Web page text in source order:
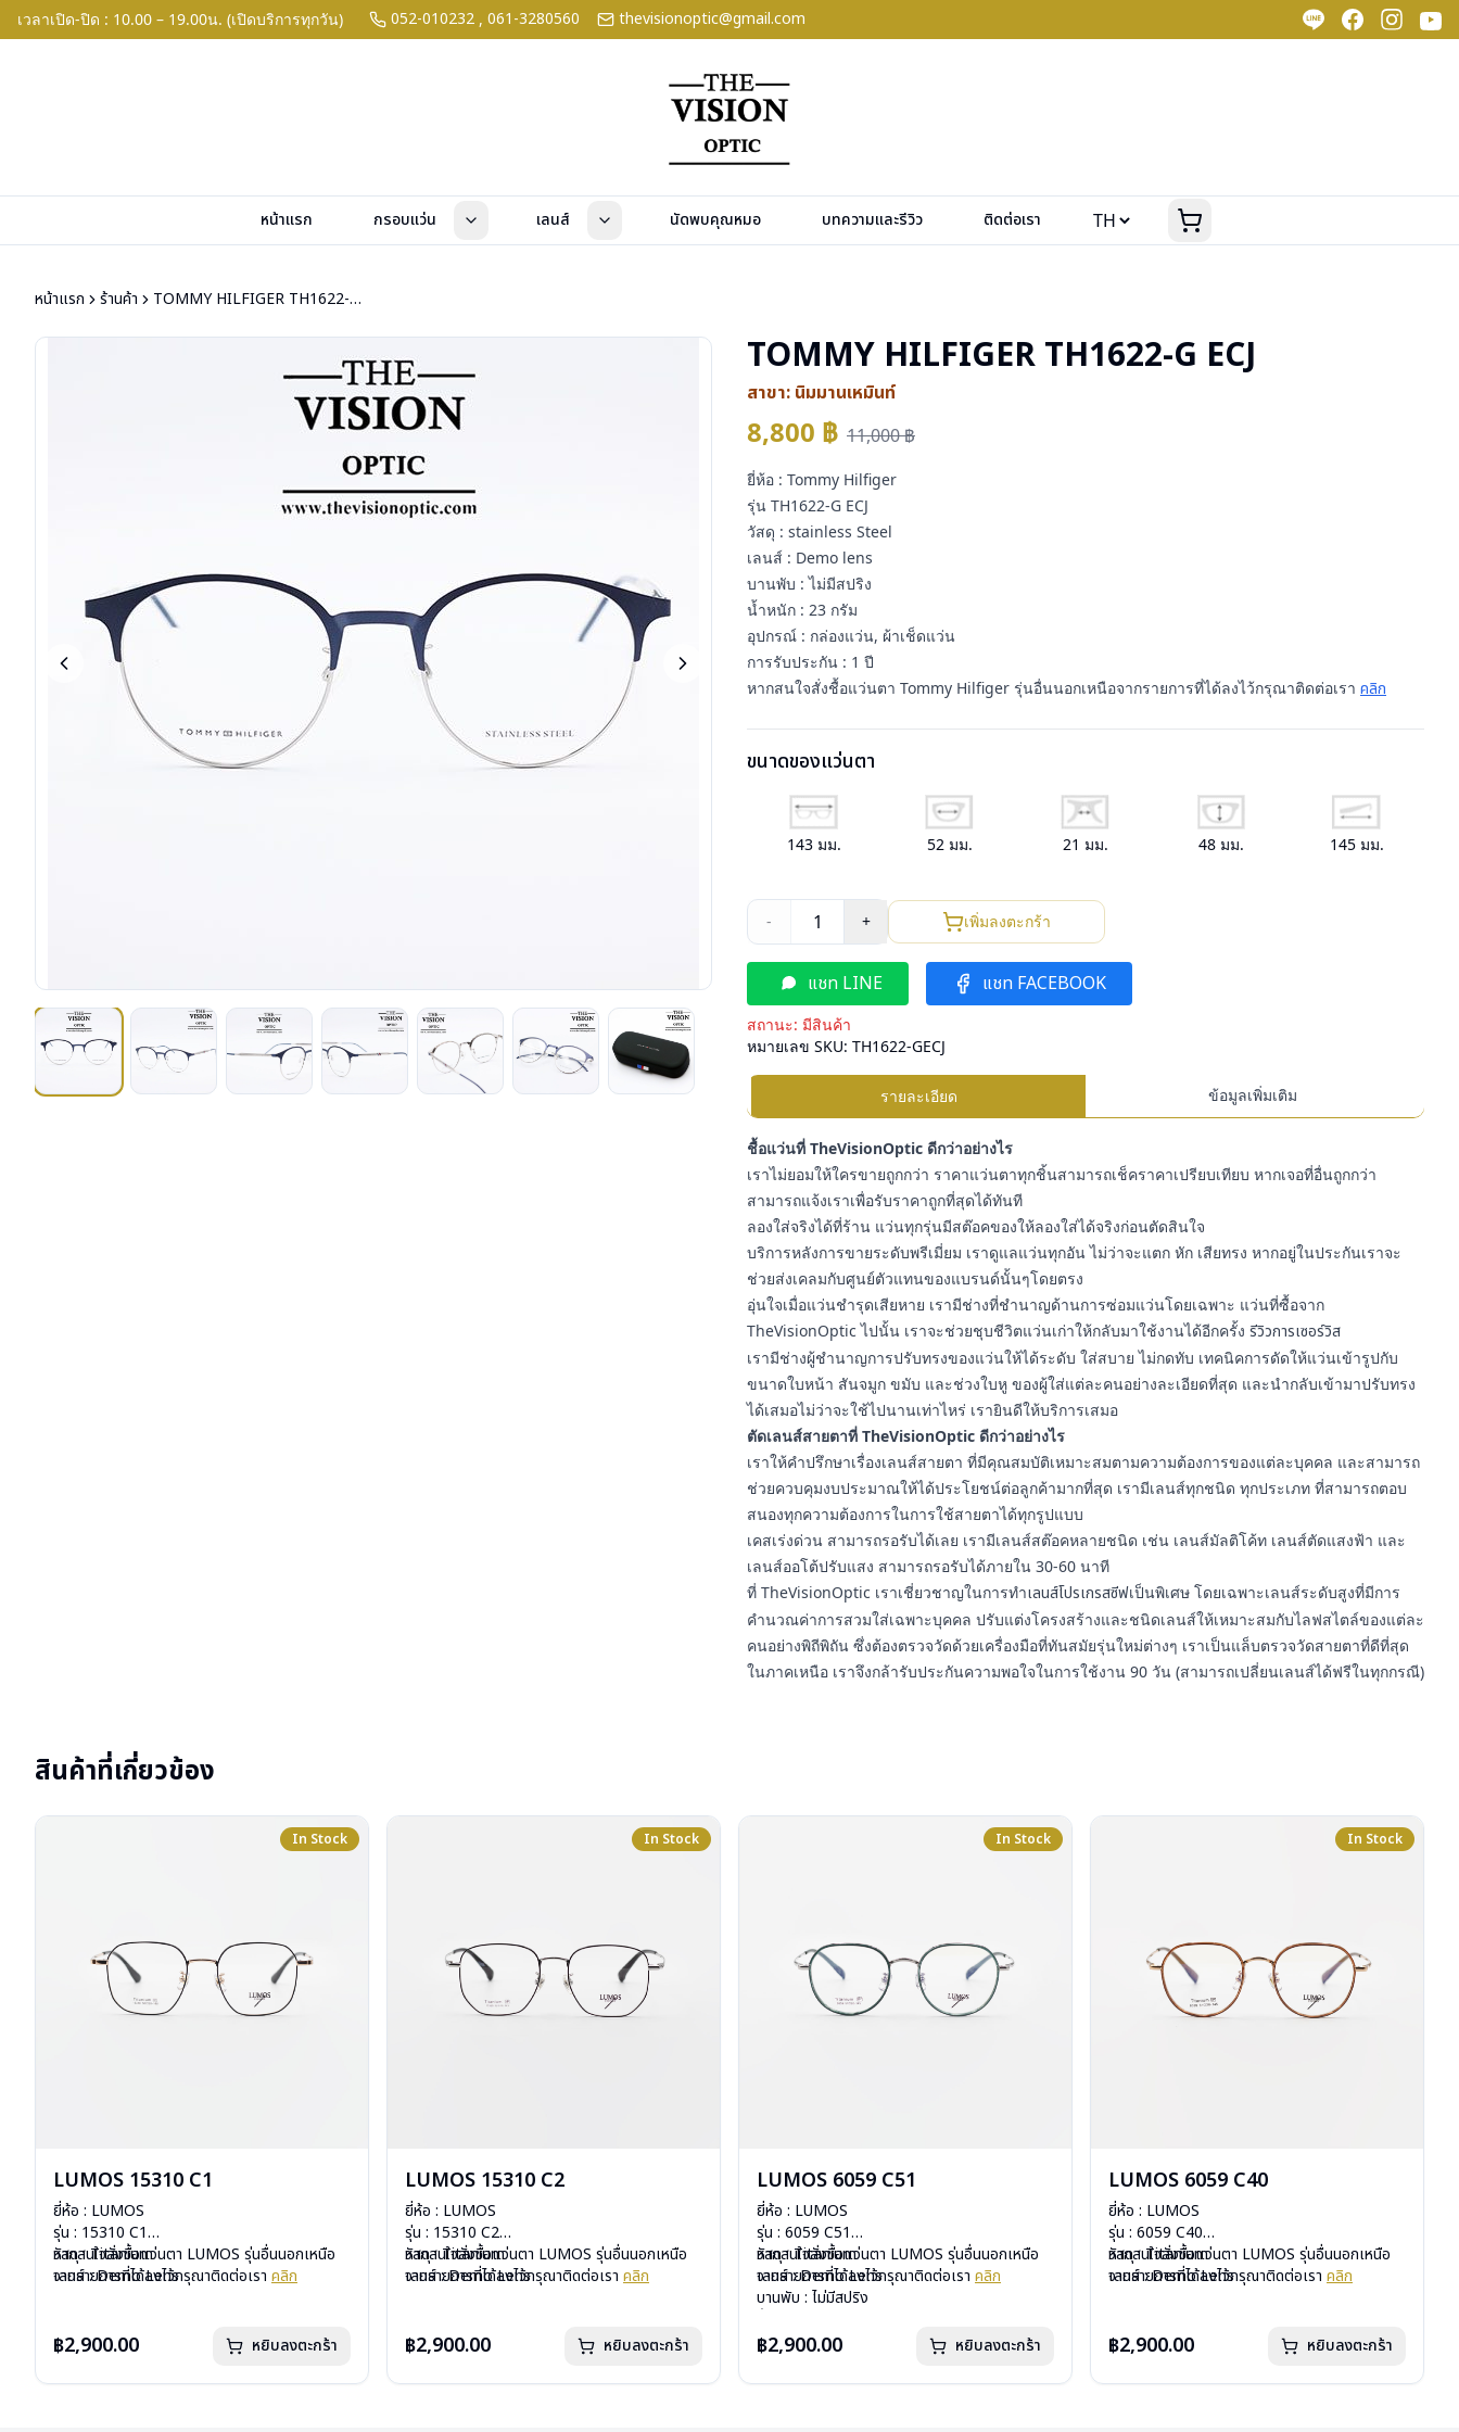
เวลาเปิด-ปิด : 10.00 – 19.00น. (เปิดบริการทุกวัน) 052-010232 , 061-3280560 thevisionoptic@gmail.com
หน้าแรก กรอบแว่น เลนส์ นัดพบคุณหมอ บทความและรีวิว ติดต่อเรา
หน้าแรก ร้านค้า TOMMY HILFIGER TH1622-G ECJ
TOMMY HILFIGER TH1622-G ECJ
สาขา: นิมมานเหมินท์
8,800 ฿ 11,000฿
ยี่ห้อ : Tommy Hilfiger
รุ่น TH1622-G ECJ
วัสดุ : stainless Steel
เลนส์ : Demo lens
บานพับ : ไม่มีสปริง
น้ำหนัก : 23 กรัม
อุปกรณ์ : กล่องแว่น, ผ้าเช็ดแว่น
การรับประกัน : 1 ปี
หากสนใจสั่งชื้อแว่นตา Tommy Hilfiger รุ่นอื่นนอกเหนือจากรายการที่ได้ลงไว้กรุณาติดต่อเรา คลิก
ขนาดของแว่นตา
143 มม. 52 มม. 21 มม. 48มม. 145มม.
- 1 + เพิ่มลงตะกร้า
แชท LINE แชท FACEBOOK
สถานะ: มีสินค้า
หมายเลข SKU: TH1622-GECJ
รายละเอียด ข้อมูลเพิ่มเติม
ชื้อแว่นที่ TheVisionOptic ดีกว่าอย่างไร
เราไม่ยอมให้ใครขายถูกกว่า ราคาแว่นตาทุกชิ้นสามารถเช็คราคาเปรียบเทียบ หากเจอที่อื่นถูกกว่า
สามารถแจ้งเราเพื่อรับราคาถูกที่สุดได้ทันที
ลองใส่จริงได้ที่ร้าน แว่นทุกรุ่นมีสต๊อคของให้ลองใส่ได้จริงก่อนตัดสินใจ
บริการหลังการขายระดับพรีเมี่ยม เราดูแลแว่นทุกอัน ไม่ว่าจะแตก หัก เสียทรง หากอยู่ในประกันเราจะ
ช่วยส่งเคลมกับศูนย์ตัวแทนของแบรนด์นั้นๆโดยตรง
อุ่นใจเมื่อแว่นชำรุดเสียหาย เรามีช่างที่ชำนาญด้านการซ่อมแว่นโดยเฉพาะ แว่นที่ซื้อจาก
TheVisionOptic ไปนั้น เราจะช่วยชุบชีวิตแว่นเก่าให้กลับมาใช้งานได้อีกครั้ง รีวิวการเซอร์วิส
เรามีช่างผู้ชำนาญการปรับทรงของแว่นให้ได้ระดับ ใส่สบาย ไม่กดทับ เทคนิคการดัดให้แว่นเข้ารูปกับ
ขนาดใบหน้า สันจมูก ขมับ และช่วงใบหู ของผู้ใส่แต่ละคนอย่างละเอียดที่สุด และนำกลับเข้ามาปรับทรง
ได้เสมอไม่ว่าจะใช้ไปนานเท่าไหร่ เรายินดีให้บริการเสมอ
ตัดเลนส์สายตาที่ TheVisionOptic ดีกว่าอย่างไร
เราให้คำปรึกษาเรื่องเลนส์สายตา ที่มีคุณสมบัติเหมาะสมตามความต้องการของแต่ละบุคคล และสามารถ
ช่วยควบคุมงบประมาณให้ได้ประโยชน์ต่อลูกค้ามากที่สุด เรามีเลนส์ทุกชนิด ทุกประเภท ที่สามารถตอบ
สนองทุกความต้องการในการใช้สายตาได้ทุกรูปแบบ
เคสเร่งด่วน สามารถรอรับได้เลย เรามีเลนส์สต๊อคหลายชนิด เช่น เลนส์มัลติโค้ท เลนส์ตัดแสงฟ้า และ
เลนส์ออโต้ปรับแสง สามารถรอรับได้ภายใน 30-60 นาที
ที่ TheVisionOptic เราเชี่ยวชาญในการทำเลนส์โปรเกรสซีฟเป็นพิเศษ โดยเฉพาะเลนส์ระดับสูงที่มีการ
คำนวณค่าการสวมใส่เฉพาะบุคคล ปรับแต่งโครงสร้างและชนิดเลนส์ให้เหมาะสมกับไลฟสไตล์ของแต่ละ
คนอย่างพิถีพิถัน ซึ่งต้องตรวจวัดด้วยเครื่องมือที่ทันสมัยรุ่นใหม่ต่างๆ เราเป็นแล็บตรวจวัดสายตาที่ดีที่สุด
ในภาคเหนือ เราจึงกล้ารับประกันความพอใจในการใช้งาน 90 วัน (สามารถเปลี่ยนเลนส์ได้ฟรีในทุกกรณี)
สินค้าที่เกี่ยวข้อง
In Stock
LUMOS 15310 C1
ยี่ห้อ : LUMOS
รุ่น : 15310 C1
วัสดุ : Titanium
เลนส์ : Demo Lens
อุปกรณ์ : กล่องแว่น , ผ้าเช็ดแว่น
หากสนใจสั่งชื้อแว่นตา LUMOS รุ่นอื่นนอกเหนือ
จากรายการที่ได้ลงไว้กรุณาติดต่อเรา คลิก
฿2,900.00 หยิบลงตะกร้า
In Stock
LUMOS 15310 C2
ยี่ห้อ : LUMOS
รุ่น : 15310 C2
วัสดุ : Titanium
เลนส์ : Demo Lens
อุปกรณ์ : กล่องแว่น , ผ้าเช็ดแว่น
หากสนใจสั่งชื้อแว่นตา LUMOS รุ่นอื่นนอกเหนือ
จากรายการที่ได้ลงไว้กรุณาติดต่อเรา คลิก
฿2,900.00 หยิบลงตะกร้า
In Stock
LUMOS 6059 C51
ยี่ห้อ : LUMOS
รุ่น : 6059 C51
วัสดุ : Titanium
เลนส์ : Demo Lens
บานพับ : ไม่มีสปริง
อุปกรณ์ : กล่องแว่น , ผ้าเช็ดแว่น
หากสนใจสั่งชื้อแว่นตา LUMOS รุ่นอื่นนอกเหนือ
จากรายการที่ได้ลงไว้กรุณาติดต่อเรา คลิก
฿2,900.00 หยิบลงตะกร้า
In Stock
LUMOS 6059 C40
ยี่ห้อ : LUMOS
รุ่น : 6059 C40
วัสดุ : Titanium
เลนส์ : Demo Lens
อุปกรณ์ : กล่องแว่น , ผ้าเช็ดแว่น
หากสนใจสั่งชื้อแว่นตา LUMOS รุ่นอื่นนอกเหนือ
จากรายการที่ได้ลงไว้กรุณาติดต่อเรา คลิก
฿2,900.00 หยิบลงตะกร้า